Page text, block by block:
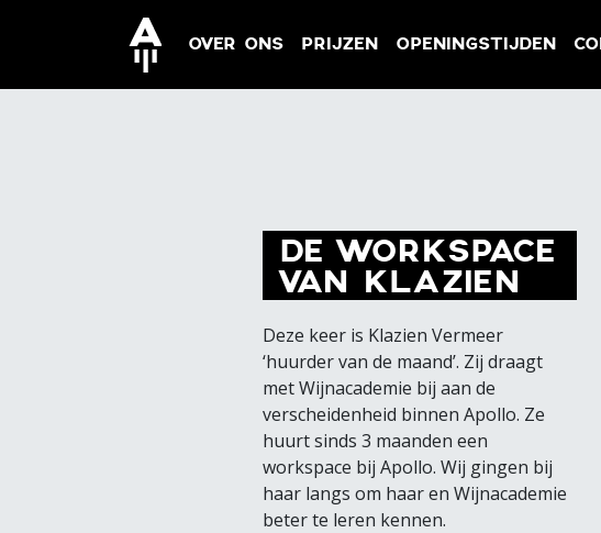
OVER ONS PRIJZEN OPENINGSTIJDEN
DE WORKSPACE
VAN KLAZIEN
Deze keer is Klazien Vermeer
‘huurder van de maand’. Zij draagt
met Wijnacademie bij aan de
verscheidenheid binnen Apollo. Ze
huurt sinds 3 maanden een
workspace bij Apollo. Wij gingen bij
haar langs om haar en Wijnacademie
beter te leren kennen.